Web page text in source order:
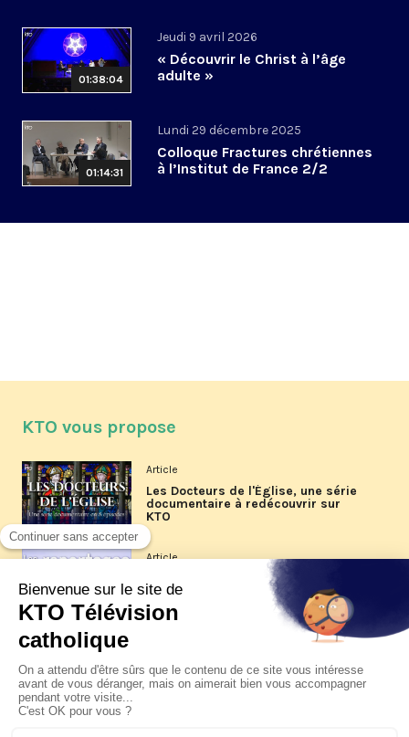
01:38:04
Jeudi 9 avril 2026
« Découvrir le Christ à l’âge
adulte »
01:14:31
Lundi 29 décembre 2025
Colloque Fractures chrétiennes
à l’Institut de France 2/2
KTO vous propose
Article
Les Docteurs de l'Église, une série
documentaire à redécouvrir sur
KTO
Article
Les reportages d'été 2026 de KTO
La visite pastorale du pape Léon
XIV à Assise à suivre sur KTO le
jeudi 6 août